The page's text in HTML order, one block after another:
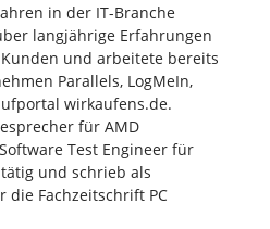
in der IT-Branche
langjährige Erfahrungen
und arbeitete bereits
Parallels, LogMeIn,
wirkaufens.de.
für AMD
Test Engineer für
und schrieb als
die Fachzeitschrift PC